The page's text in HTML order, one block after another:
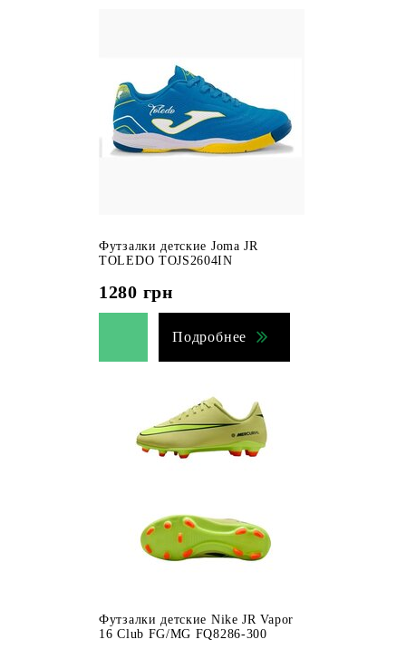
Футзалки детские Joma JR
TOLEDO TOJS2604IN
1280 грн
Подробнее
Футзалки детские Nike JR Vapor
16 Club FG/MG FQ8286-300